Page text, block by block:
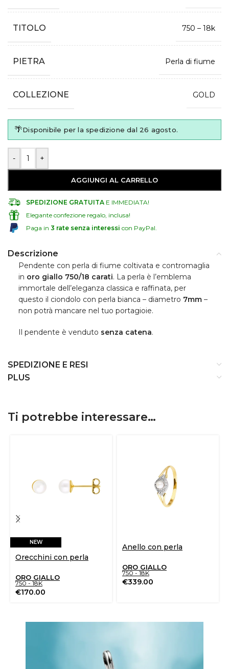
TITOLO 750 – 18k
PIETRA Perla di fiume
COLLEZIONE GOLD
🌴Disponibile per la spedizione dal 26 agosto.
- +
AGGIUNGI AL CARRELLO
SPEDIZIONE GRATUITA E IMMEDIATA!​
Elegante confezione regalo, inclusa!
Paga in3 rate senza interessi con PayPal.
Descrizione
Pendente con perla di fiume coltivata e contromaglia
in oro giallo 750/18 carati. La perla è l’emblema
immortale dell’eleganza classica e raffinata, per
questo il ciondolo con perla bianca – diametro 7mm–
non potrà mancare nel tuo portagioie.
Il pendente è venduto senza catena.
SPEDIZIONE E RESI
PLUS
Ti potrebbe interessare…
NEW
Orecchini con perla
ORO GIALLO
750 - 18K
€170.00
Anello con perla
ORO GIALLO
750 - 18K
€339.00